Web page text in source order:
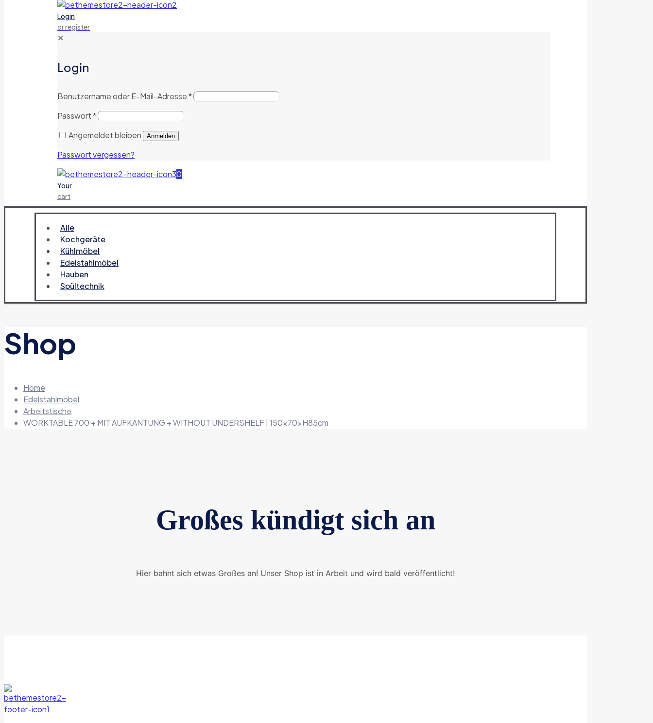
Login
or register
✕
Login
Benutzername oder E-Mail-Adresse*
Passwort*
Angemeldet bleiben
Anmelden
Passwort vergessen?
0
Your
cart
Alle
Kochgeräte
Kühlmöbel
Edelstahlmöbel
Hauben
Spültechnik
Shop
Home
Edelstahlmöbel
Arbeitstische
WORKTABLE 700 + MIT AUFKANTUNG + WITHOUT UNDERSHELF | 150x70xH85cm
Großes kündigt sich an
Hier bahnt sich etwas Großes an! Unser Shop ist in Arbeit und wird bald veröffentlicht!